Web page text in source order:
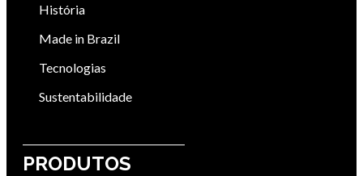
História
Made in Brazil
Tecnologias
Sustentabilidade
PRODUTOS